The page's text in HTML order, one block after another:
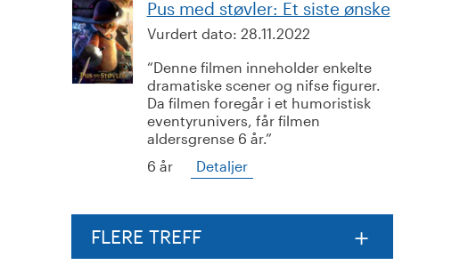
Pus med støvler: Et siste ønske
Vurdert dato: 28.11.2022
Denne filmen inneholder enkelte
dramatiske scener og nifse figurer.
Da filmen foregår i et humoristisk
eventyrunivers, får filmen
aldersgrense 6 år.
6 år
Detaljer
FLERE TREFF